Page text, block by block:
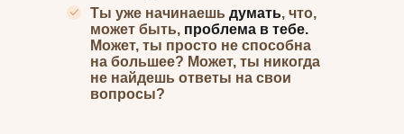
Ты уже начинаешь думать, что,
может быть, проблема в тебе.
Может, ты просто не способна
на большее? Может, ты никогда
не найдешь ответы на свои
вопросы?